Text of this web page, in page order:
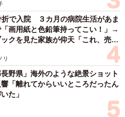
折で入院 ３カ月の病院生活があま
「画用紙と色鉛筆持ってこい！」→
クを見た家族が仰天「これ、売れ
リ
長野県」海外のような絶景ショット
「離れてからいいところだったん
た」